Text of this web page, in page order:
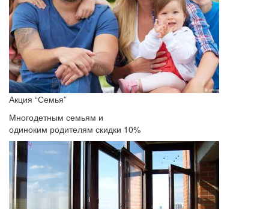
Акция “Семья”
Многодетным семьям и
одиноким родителям скидки 10%